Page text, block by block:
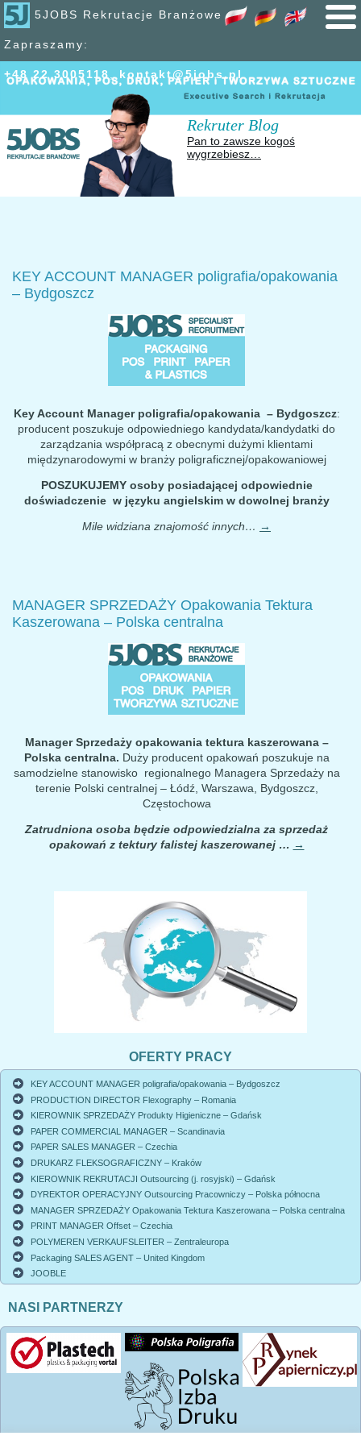
5JOBS Rekrutacje Branżowe
Zapraszamy:
+48 22 3005118 , kontakt@5jobs.pl
Rekruter Blog
Pan to zawsze kogoś
wygrzebiesz…
KEY ACCOUNT MANAGER poligrafia/opakowania
– Bydgoszcz
Key Account Manager poligrafia/opakowania – Bydgoszcz:
producent poszukuje odpowiedniego kandydata/kandydatki do
zarządzania współpracą z obecnymi dużymi klientami
międzynarodowymi w branży poligraficznej/opakowaniowej
POSZUKUJEMY osoby posiadającej odpowiednie
doświadczenie w języku angielskim w dowolnej branży
Mile widziana znajomość innych… →
MANAGER SPRZEDAŻY Opakowania Tektura
Kaszerowana – Polska centralna
Manager Sprzedaży opakowania tektura kaszerowana –
Polska centralna. Duży producent opakowań poszukuje na
samodzielne stanowisko regionalnego Managera Sprzedaży na
terenie Polski centralnej – Łódź, Warszawa, Bydgoszcz,
Częstochowa
Zatrudniona osoba będzie odpowiedzialna za sprzedaż
opakowań z tektury falistej kaszerowanej … →
OFERTY PRACY
KEY ACCOUNT MANAGER poligrafia/opakowania – Bydgoszcz
PRODUCTION DIRECTOR Flexography – Romania
KIEROWNIK SPRZEDAŻY Produkty Higieniczne – Gdańsk
PAPER COMMERCIAL MANAGER – Scandinavia
PAPER SALES MANAGER – Czechia
DRUKARZ FLEKSOGRAFICZNY – Kraków
KIEROWNIK REKRUTACJI Outsourcing (j. rosyjski) – Gdańsk
DYREKTOR OPERACYJNY Outsourcing Pracowniczy – Polska północna
MANAGER SPRZEDAŻY Opakowania Tektura Kaszerowana – Polska centralna
PRINT MANAGER Offset – Czechia
POLYMEREN VERKAUFSLEITER – Zentraleuropa
Packaging SALES AGENT – United Kingdom
JOOBLE
NASI PARTNERZY